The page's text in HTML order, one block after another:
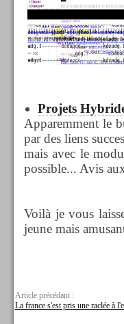
Projets
Apparemment le
par des liens
mais avec le
possible... Avis
Voilà je vous
jeune mais
Article précédant :
La france s'est pris une raclée à